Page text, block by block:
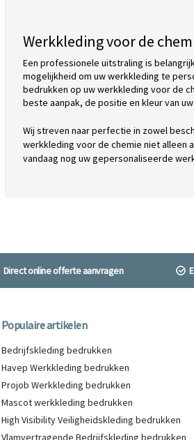
Werkkleding voor de
Een professionele uitstraling is
mogelijkheid om uw werkkleding te
bedrukken op uw werkkleding voor de
beste aanpak, de positie en kleur van
Wij streven naar perfectie in zowel
werkkleding voor de chemie niet alleen
vandaag nog uw gepersonaliseerde
Direct online offerte aanvragen
Populaire artikelen
Bedrijfskleding bedrukken
Havep Werkkleding bedrukken
Projob Werkkleding bedrukken
Mascot werkkleding bedrukken
High Visibility Veiligheidskleding bedrukken
Vlamvertragende Bedrijfskleding bedrukken